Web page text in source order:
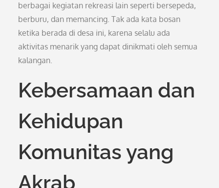
berbagai kegiatan rekreasi lain seperti bersepeda,
berburu, dan memancing. Tak ada kata bosan
ketika berada di desa ini, karena selalu ada
aktivitas menarik yang dapat dinikmati oleh semua
kalangan.
Kebersamaan dan
Kehidupan
Komunitas yang
Akrab